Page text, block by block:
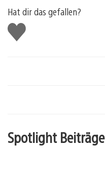
Hat dir das gefallen?
Gefällt
mir
Spotlight Beiträge